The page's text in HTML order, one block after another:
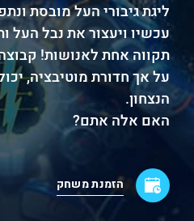
ליגת גיבורי העל מובסת
עכשיו ויעצור את נבל העל
תקווה אחת לאנושות!
על אך חדורת מוטיבציה,
הנצחון.
האם אלה אתם?
הזמנת משחק